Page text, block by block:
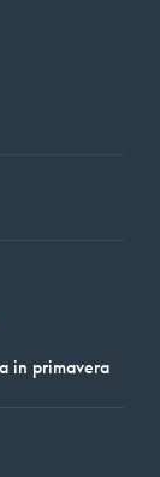
in primavera